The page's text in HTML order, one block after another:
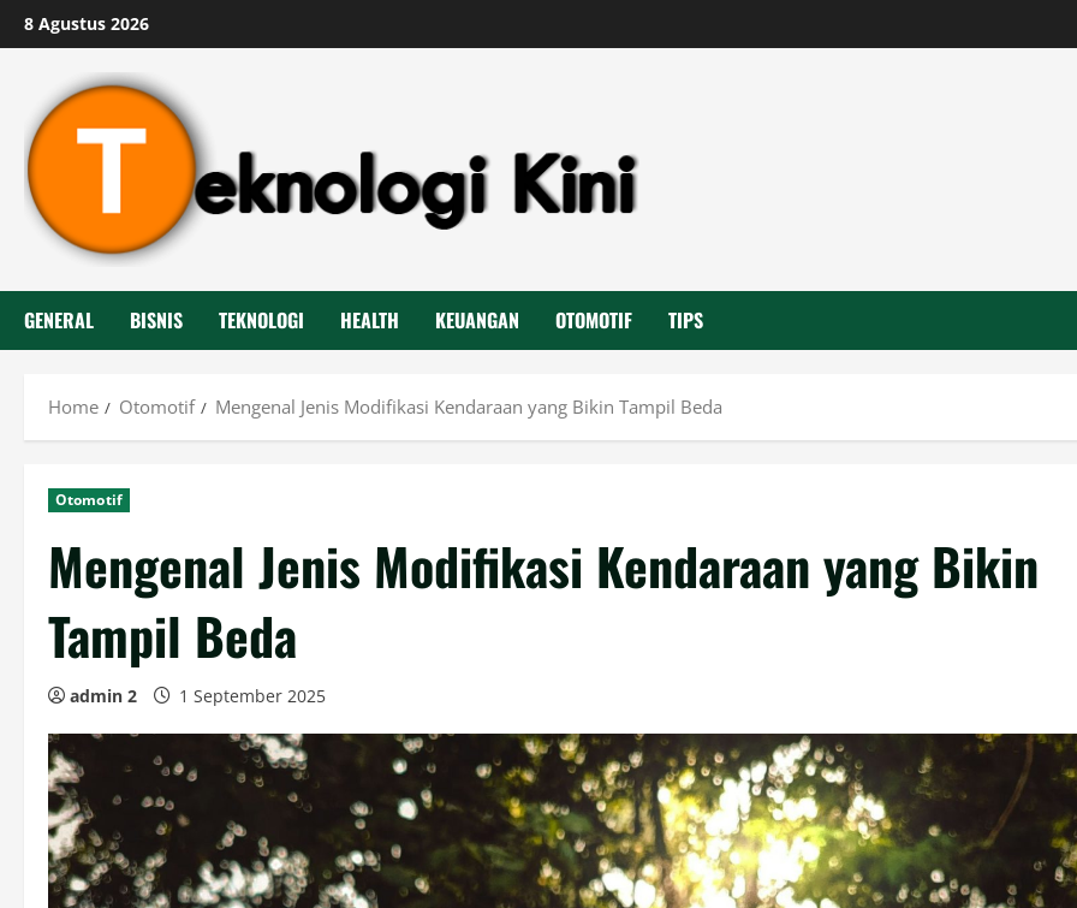
Skip
to
8 Agustus 2026
GENERAL BISNIS TEKNOLOGI HEALTH KEUANGAN OTOMOTIF TIPS
Home Otomotif Mengenal Jenis Modifikasi Kendaraan yang Bikin Tampil Beda
Otomotif
Mengenal Jenis Modifikasi Kendaraan yang Bikin
Tampil Beda
admin 2 1 September 2025